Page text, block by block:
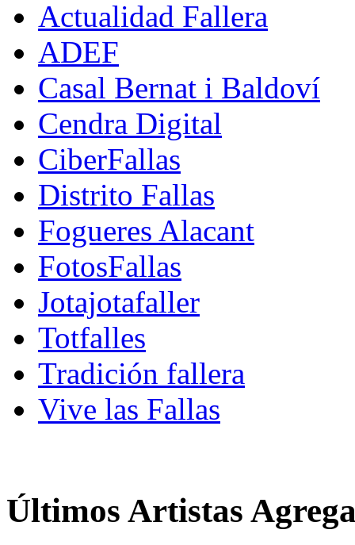
Actualidad Fallera
ADEF
Casal Bernat i Baldoví
Cendra Digital
CiberFallas
Distrito Fallas
Fogueres Alacant
FotosFallas
Jotajotafaller
Totfalles
Tradición fallera
Vive las Fallas
Últimos Artistas